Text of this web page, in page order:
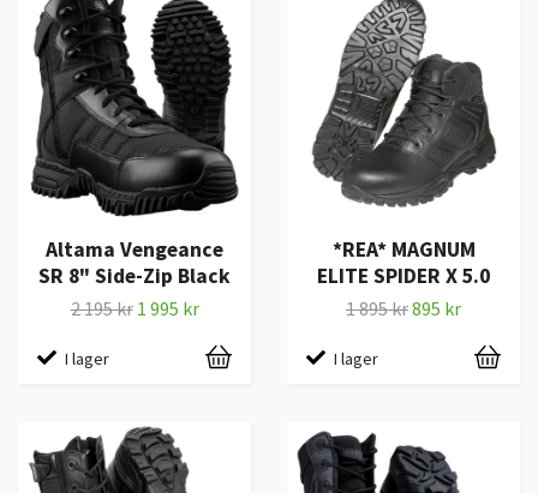
Altama Vengeance
SR 8" Side-Zip Black
2 195 kr 1 995 kr
I lager
*REA* MAGNUM
ELITE SPIDER X 5.0
1 895 kr895 kr
I lager